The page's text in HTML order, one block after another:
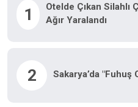
1
Otelde Çıkan Silahlı
Ağır Yaralandı
2 Sakarya’da "fuhuş